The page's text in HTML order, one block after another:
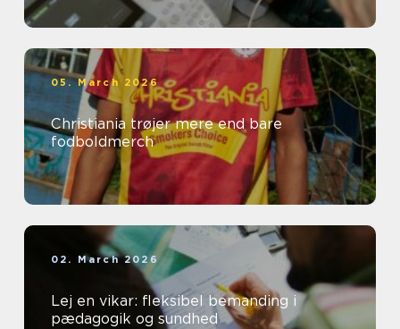
05. March 2026
Christiania trøjer mere end bare
fodboldmerch
02. March 2026
Lej en vikar: fleksibel bemanding i
pædagogik og sundhed